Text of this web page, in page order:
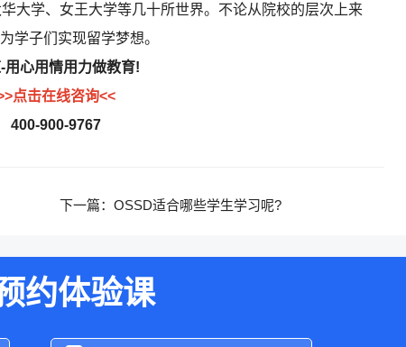
大学、女王大学等几十所世界。不论从院校的层次上来
学子们实现留学梦想。
用心用情用力做教育!
点击在线咨询<<
400-900-9767
下一篇： OSSD适合哪些学生学习呢?
约体验课